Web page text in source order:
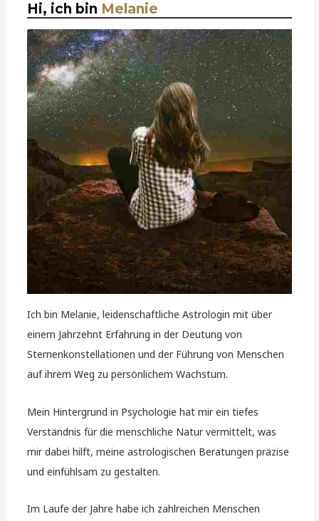
Hi, ich bin Melanie
Ich bin Melanie, leidenschaftliche Astrologin mit über
einem Jahrzehnt Erfahrung in der Deutung von
Sternenkonstellationen und der Führung von Menschen
auf ihrem Weg zu persönlichem Wachstum.
Mein Hintergrund in Psychologie hat mir ein tiefes
Verständnis für die menschliche Natur vermittelt, was
mir dabei hilft, meine astrologischen Beratungen präzise
und einfühlsam zu gestalten.
Im Laufe der Jahre habe ich zahlreichen Menschen